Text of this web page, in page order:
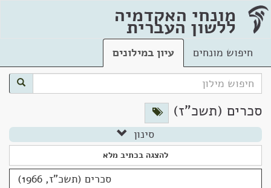
מונחי האקדמיה
ללשון העברית
חיפוש מונחים עיון במילונים
סכרים (תשכ"ז)
סינון
להצגה בכתיב מלא
סכרים (תשכ"ז, 1966)